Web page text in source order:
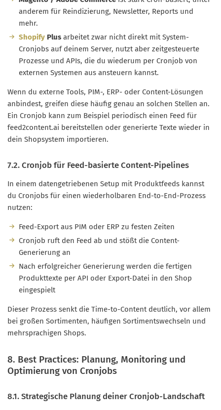
anderem für Reindizierung, Newsletter, Reports und
mehr.
ShopifyPlusarbeitet zwar nicht direkt mit System-
Cronjobs auf deinem Server, nutzt aber zeitgesteuerte
Prozesse und APIs, die du wiederum per Cronjob von
externen Systemen aus ansteuern kannst.
Wenn du externe Tools, PIM-, ERP- oder Content-Lösungen
anbindest, greifen diese häufig genau an solchen Stellen an.
Ein Cronjob kann zum Beispiel periodisch einen Feed für
feed2content.ai bereitstellen oder generierte Texte wieder in
dein Shopsystem importieren.
7.2. Cronjob für Feed-basierte Content-Pipelines
In einem datengetriebenen Setup mit Produktfeeds kannst
du Cronjobs für einen wiederholbaren End-to-End-Prozess
nutzen:
Feed-Export aus PIM oder ERP zu festen Zeiten
Cronjob ruft den Feed ab und stößt die Content-
Generierung an
Nach erfolgreicher Generierung werden die fertigen
Produkttexte per API oder Export-Datei in den Shop
eingespielt
Dieser Prozess senkt die Time-to-Content deutlich, vor allem
bei großen Sortimenten, häufigen Sortimentswechseln und
mehrsprachigen Shops.
8. Best Practices: Planung, Monitoring und
Optimierung von Cronjobs
8.1. Strategische Planung deiner Cronjob-Landschaft